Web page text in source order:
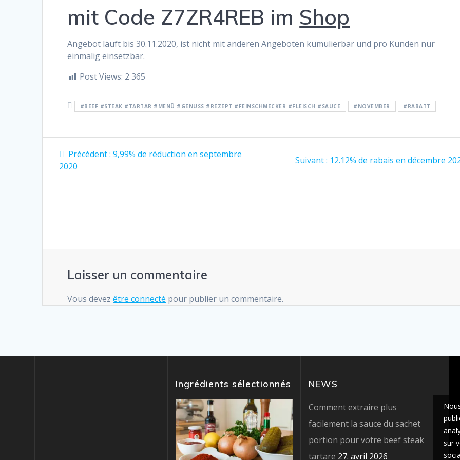
mit Code Z7ZR4REB im Shop
Angebot läuft bis 30.11.2020, ist nicht mit anderen Angeboten kumulierbar und pro Kunden nur
einmalig einsetzbar.
Post Views: 2 365
#BEEF #STEAK #TARTAR #MENÜ #GENUSS #REZEPT #FEINSCHMECKER #FLEISCH #SAUCE #NOVEMBER #RABATT
Navigation
de
Précédent : Article
9,99% de réduction en septembre
2020
Suivant : Article
:
12.12% de rabais en décembre
Laisser un commentaire
Vous devezêtre connecté pour publier un commentaire.
Ingrédients sélectionnés NEWS
Comment extraire plus
facilement la sauce du sachet
portion pour votre beef steak
tartare 27. avril 2026
sur